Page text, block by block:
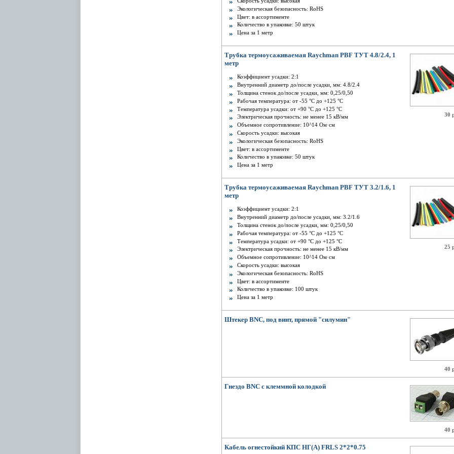
Экологическая безопасность: RoHS
Цвет: в ассортименте
Количество в упаковке: 50 штук
Цена за 1 метр
30
Трубка термоусаживаемая Raychman PBF ТУТ 4.8/2.4, 1
метр
Коэффициент усадки: 2:1
Внутренний диаметр до/после усадки, мм: 4.8/2.4
Толщина стенок до/после усадки, мм: 0,25/0,50
Рабочая температура: от -55 °C до +125 °C
Температура усадки: от +90 °С до +125 °С
Электрическая прочность: не менее 15 кВ/мм
Объемное сопротивление: 10^14 Ом·см
Скорость усадки: высокая
Экологическая безопасность: RoHS
Цвет: в ассортименте
Количество в упаковке: 50 штук
Цена за 1 метр
25
Трубка термоусаживаемая Raychman PBF ТУТ 3.2/1.6, 1
метр
Коэффициент усадки: 2:1
Внутренний диаметр до/после усадки, мм: 3.2/1.6
Толщина стенок до/после усадки, мм: 0,25/0,50
Рабочая температура: от -55 °C до +125 °C
Температура усадки: от +90 °С до +125 °С
Электрическая прочность: не менее 15 кВ/мм
Объемное сопротивление: 10^14 Ом·см
Скорость усадки: высокая
Экологическая безопасность: RoHS
Цвет: в ассортименте
Количество в упаковке: 100 штук
Цена за 1 метр
40
Штекер BNC, под винт, прямой "силумин"
40
Гнездо BNC с клеммной колодкой
Кабель огнестойкий КПС НГ(А) FRLS 2*2*0.75